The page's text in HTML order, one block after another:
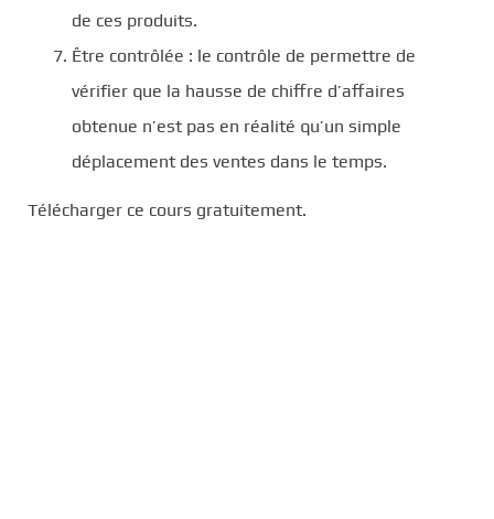
de ces produits.
Être contrôlée : le contrôle de permettre de
vérifier que la hausse de chiffre d’affaires
obtenue n’est pas en réalité qu’un simple
déplacement des ventes dans le temps.
Télécharger ce cours gratuitement.